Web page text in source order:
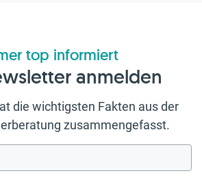
top informiert
anmelden
die wichtigsten Fakten aus der
zusammengefasst.